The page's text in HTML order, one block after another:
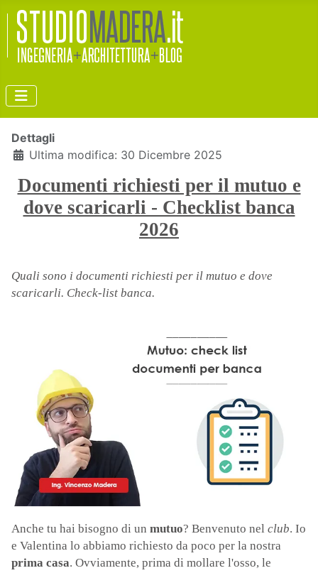
Dettagli
Ultima modifica: 30 Dicembre 2025
Documenti richiesti per il mutuo e
dove scaricarli - Checklist banca
2026
Quali sono i documenti richiesti per il mutuo e dove
scaricarli. Check-list banca.
Anche tu hai bisogno di un mutuo? Benvenuto nel club. Io
e Valentina lo abbiamo richiesto da poco per la nostra
prima casa. Ovviamente, prima di mollare l'osso, le